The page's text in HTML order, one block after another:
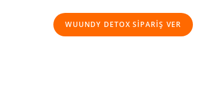
WUUNDY DETOX SİPARİŞ VER